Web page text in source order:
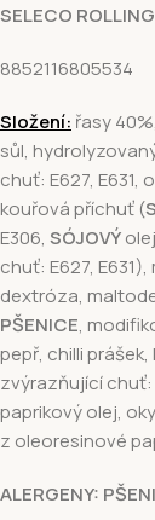
SELECO
8852116805534
Složení: řasy
sůl,
chuť: E627, E631,
kouřová příchuť (
E306, SÓJOVÝ
chuť: E627,
dextróza,
PŠENICE,
pepř, chilli
zvýrazňující chuť:
paprikový olej,
z oleoresinové
ALERGENY: